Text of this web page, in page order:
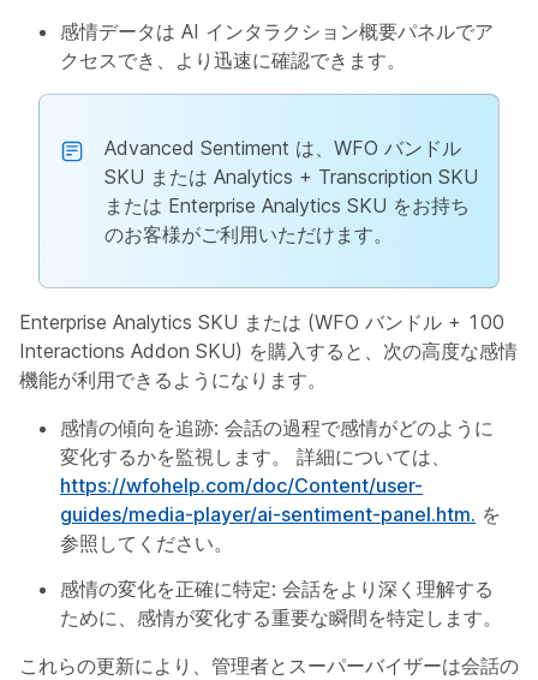
感情データは AI インタラクション概要パネルでア
クセスでき、より迅速に確認できます。
Advanced Sentiment は、WFO バンドル
SKU または Analytics + Transcription SKU
または Enterprise Analytics SKU をお持ち
のお客様がご利用いただけます。
Enterprise Analytics SKU または (WFO バンドル + 100
Interactions Addon SKU) を購入すると、次の高度な感情
機能が利用できるようになります。
感情の傾向を追跡: 会話の過程で感情がどのように
変化するかを監視します。 詳細については、
https://wfohelp.com/doc/Content/user-
guides/media-player/ai-sentiment-panel.htm. を
参照してください。
感情の変化を正確に特定: 会話をより深く理解する
ために、感情が変化する重要な瞬間を特定します。
これらの更新により、管理者とスーパーバイザーは会話の